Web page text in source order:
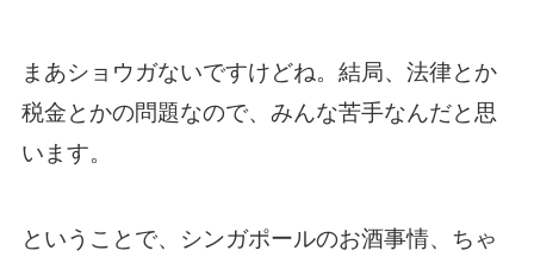
まあショウガないですけどね。結局、法律とか
税金とかの問題なので、みんな苦手なんだと思
います。
ということで、シンガポールのお酒事情、ちゃ